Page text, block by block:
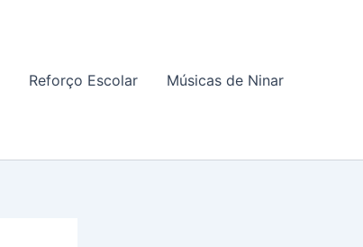
Reforço Escolar Músicas de Ninar